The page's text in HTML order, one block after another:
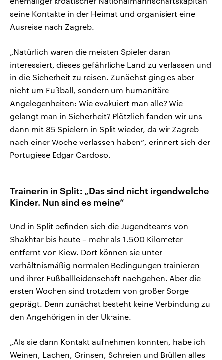
seine Kontakte in der Heimat und organisiert eine
Ausreise nach Zagreb.
„Natürlich waren die meisten Spieler daran
interessiert, dieses gefährliche Land zu verlassen und
in die Sicherheit zu reisen. Zunächst ging es aber
nicht um Fußball, sondern um humanitäre
Angelegenheiten: Wie evakuiert man alle? Wie
gelangt man in Sicherheit? Plötzlich fanden wir uns
dann mit 85 Spielern in Split wieder, da wir Zagreb
nach einer Woche verlassen haben“, erinnert sich der
Portugiese Edgar Cardoso.
Trainerin in Split: „Das sind nicht irgendwelche
Kinder. Nun sind es meine“
Und in Split befinden sich die Jugendteams von
Shakhtar bis heute – mehr als 1.500 Kilometer
entfernt von Kiew. Dort können sie unter
verhältnismäßig normalen Bedingungen trainieren
und ihrer Fußballleidenschaft nachgehen. Aber die
ersten Wochen sind trotzdem von großer Sorge
geprägt. Denn zunächst besteht keine Verbindung zu
den Angehörigen in der Ukraine.
„Als sie dann Kontakt aufnehmen konnten, habe ich
Weinen, Lachen, Grinsen, Schreien und Brüllen alles